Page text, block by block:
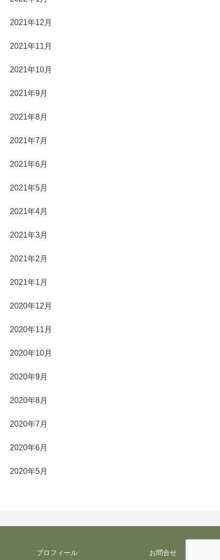
2021年12月
2021年11月
2021年10月
2021年9月
2021年8月
2021年7月
2021年6月
2021年5月
2021年4月
2021年3月
2021年2月
2021年1月
2020年12月
2020年11月
2020年10月
2020年9月
2020年8月
2020年7月
2020年6月
2020年5月
プロフィール お問合せ